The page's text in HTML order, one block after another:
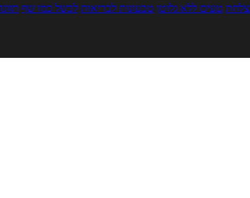
טעים ללא גלוטן טבעונות לבריאות לבשל כמו שף